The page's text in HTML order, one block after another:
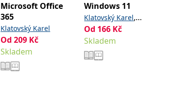
Microsoft Office
365
Klatovský Karel
Od209 Kč
Skladem
Windows 11
Klatovský Karel,
Pecinovský Josef
Od 166 Kč
Skladem